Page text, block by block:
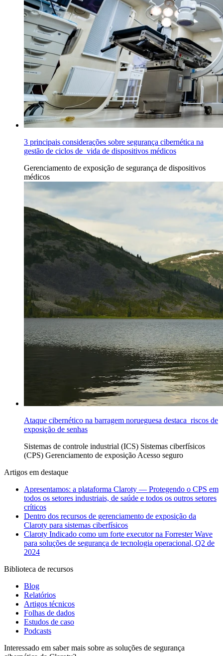
3 principais considerações sobre segurança cibernética na
gestão de ciclos de vida de dispositivos médicos
Gerenciamento de exposição de segurança de dispositivos
médicos
Ataque cibernético na barragem norueguesa destaca riscos de
exposição de senhas
Sistemas de controle industrial (ICS) Sistemas ciberfísicos
(CPS) Gerenciamento de exposição Acesso seguro
Artigos em destaque
Apresentamos: a plataforma Claroty — Protegendo o CPS em
todos os setores industriais, de saúde e todos os outros setores
críticos
Dentro dos recursos de gerenciamento de exposição da
Claroty para sistemas ciberfísicos
Claroty Indicado como um forte executor na Forrester Wave
para soluções de segurança de tecnologia operacional, Q2 de
2024
Biblioteca de recursos
Blog
Relatórios
Artigos técnicos
Folhas de dados
Estudos de caso
Podcasts
Interessado em saber mais sobre as soluções de segurança